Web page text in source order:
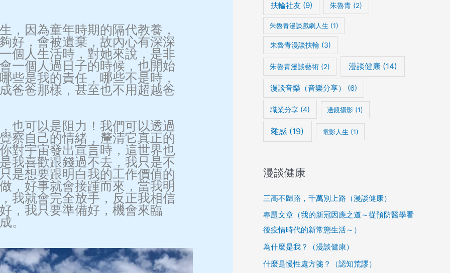
，因為童年時期的隔代教養，
好，會被遺棄，故內心有深深
個人生活時，對她來說，是非
一個人過日子的時候，也開始
些是我的責任，哪些不是時，
爸爸那樣，甚至也不用超越爸
也可以是阻力！我們可以透過
察自己的情緒，釐清它真正的
對宇宙發出宣言時，這世界也
我喜歡跟錢過不去，我只是不
是想要跟明白我的工作價值的
，好事就會接踵而來，當我明
我就會完全放手，反正我相信
，我只要準備好，機會來臨
。
扶輪社友(9) 朱魯青 (2)
朱魯青漫談戲劇人生 (1)
朱魯青漫談扶輪 (3)
朱魯青漫談藝術 (2) 漫談健康(14)
漫談音樂（音樂分享） (6)
職業分享(4) 邊鏡攝影 (1)
雜感 (19) 電影人生 (1)
漫談健康
三高不歸路，千萬別上路（漫談健康）
專題文章（我的新冠因應之道～從預防醫學看
後疫情時代的新常態生活～）
為什麼是我？（漫談健康）
什麼是慢性處方箋？（認知荒謬）